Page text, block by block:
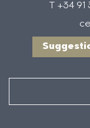
T +34